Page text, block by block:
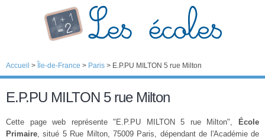
Accueil > Île-de-France > Paris > E.P.PU MILTON 5 rue Milton
E.P.PU MILTON 5 rue Milton
Cette page web représente "E.P.PU MILTON 5 rue Milton",
École
Primaire, situé 5 Rue Milton, 75009 Paris, dépendant de l'Académie de